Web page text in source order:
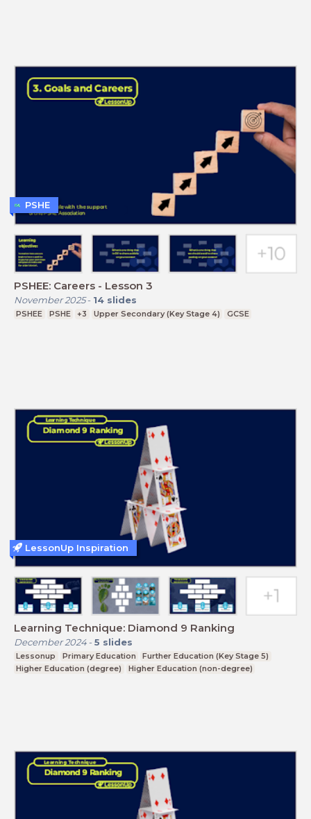
PSHEE: Careers - Lesson 3
November 2025- 14 slides
PSHEE PSHE +3 Upper Secondary (Key Stage 4) GCSE
PSHE
Learning Technique: Diamond 9 Ranking
December 2024- 5 slides
Lessonup Primary Education
Further Education (Key Stage 5)
Higher Education (degree)
Higher Education (non-degree)
LessonUp Inspiration